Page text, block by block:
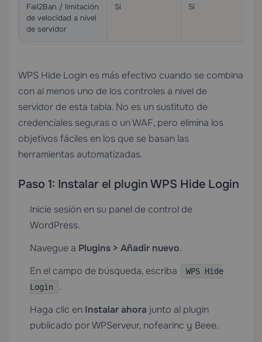
Fail2Ban / limitación
de velocidad a nivel
de servidor
Sí Sí
WPS Hide Login es más efectivo cuando se combina
con al menos uno de los controles a nivel de
servidor de esta tabla. No es un sustituto de
credenciales seguras o un WAF, pero elimina los
objetivos fáciles en los que se basan las
herramientas automatizadas.
Paso 1: Instalar el plugin WPS Hide Login
Inicie sesión en su panel de control de
WordPress.
Navegue a Plugins > Añadir nuevo.
En el campo de búsqueda, escriba
WPS Hide
Login
.
Haga clic en Instalar ahora junto al plugin
publicado por WPServeur, nofearinc y Beee.